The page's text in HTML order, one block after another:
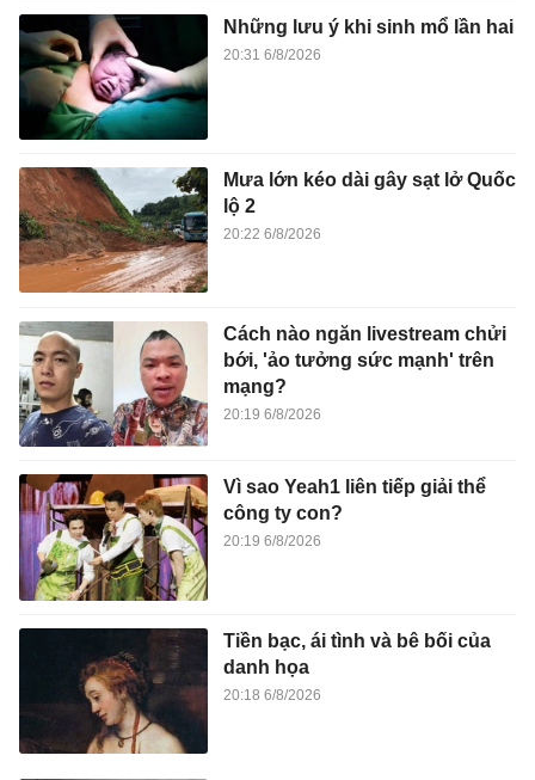
Những lưu ý khi sinh mổ lần hai
20:31 6/8/2026
Mưa lớn kéo dài gây sạt lở Quốc
lộ 2
20:22 6/8/2026
Cách nào ngăn livestream chửi
bới, 'ảo tưởng sức mạnh' trên
mạng?
20:19 6/8/2026
Vì sao Yeah1 liên tiếp giải thể
công ty con?
20:19 6/8/2026
Tiền bạc, ái tình và bê bối của
danh họa
20:18 6/8/2026